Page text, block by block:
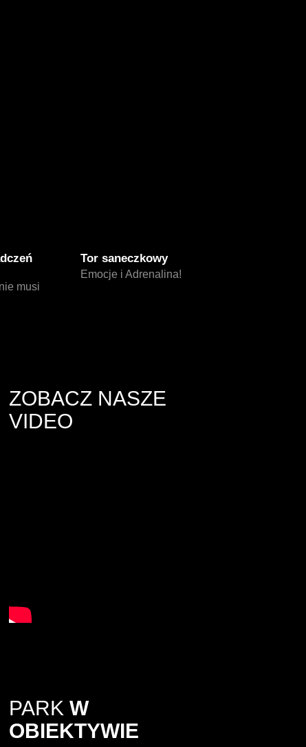
musi
Tor saneczkowy
Emocje i Adrenalina!
ZOBACZ NASZE
VIDEO
PARK W
OBIEKTYWIE